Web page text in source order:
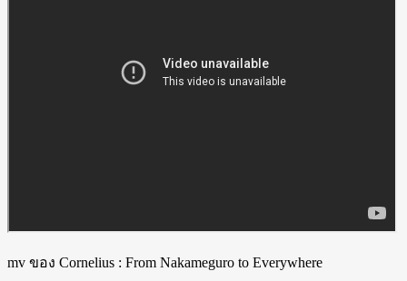
mv ของ Cornelius : From Nakameguro to Everywhere